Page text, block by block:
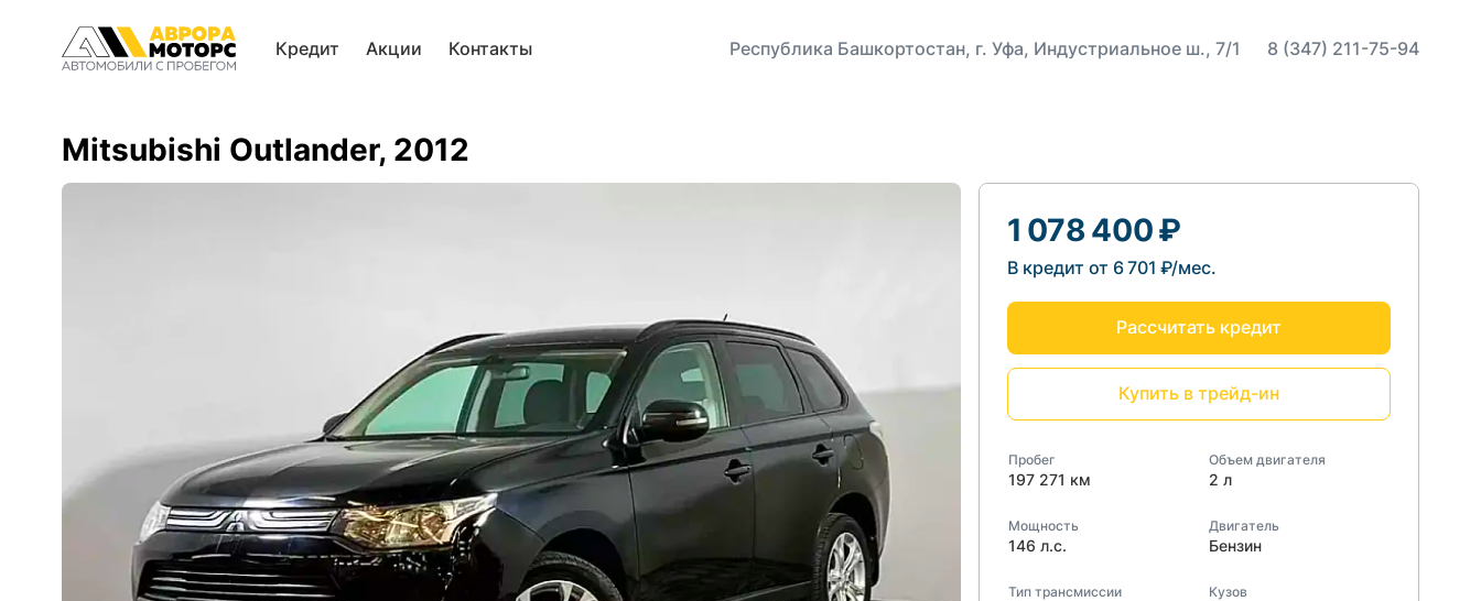
Кредит Акции Контакты Республика Башкортостан, г. Уфа, Индустриальное ш., 7/1 8 (347) 211-75-94
Mitsubishi Outlander, 2012
1 078 400 ₽
В кредит от 6 701 ₽/мес.
Рассчитать кредит
Купить в трейд-ин
Пробег
197 271 км
Объем двигателя
2 л
Мощность
146 л.с.
Двигатель
Бензин
Тип трансмиссии Кузов